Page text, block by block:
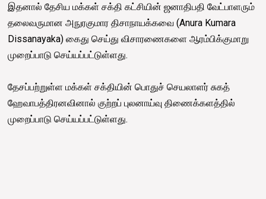
இதனால் தேசிய மக்கள் சக்தி கட்சியின் ஜனாதிபதி வேட்பாளரும்
தலைவருமான அநுரகுமார திசாநாயக்கவை (Anura Kumara
Dissanayaka) கைது செய்து விசாரணைகளை ஆரம்பிக்குமாறு
முறைப்பாடு செய்யப்பட்டுள்ளது.
தேசப்பற்றுள்ள மக்கள் சக்தியின் பொதுச் செயலாளர் சுகத்
ஹேவாபத்திரனவினால் குற்றப் புலனாய்வு திணைக்களத்தில்
முறைப்பாடு செய்யப்பட்டுள்ளது.